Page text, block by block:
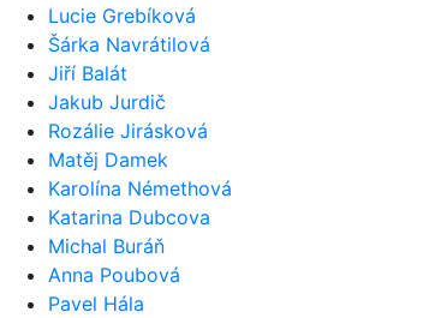
Lucie Grebíková
Šárka Navrátilová
Jiří Balát
Jakub Jurdič
Rozálie Jirásková
Matěj Damek
Karolína Némethová
Katarina Dubcova
Michal Buráň
Anna Poubová
Pavel Hála